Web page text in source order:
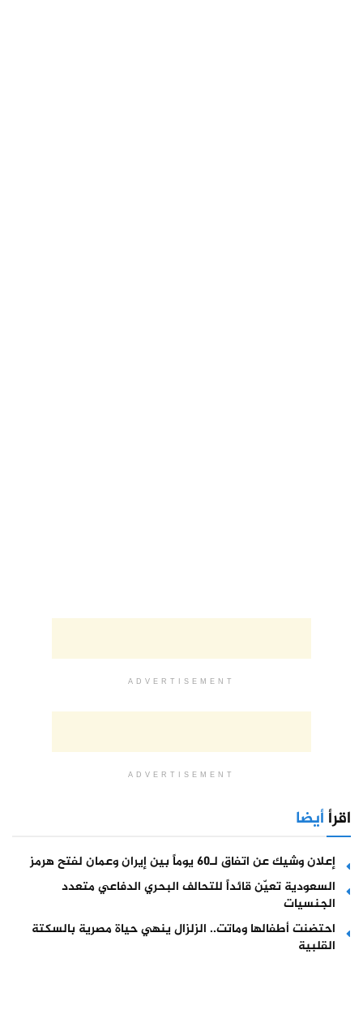
ADVERTISEMENT
ADVERTISEMENT
اقرأأيضا
إعلان وشيك عن اتفاق لـ60 يوماً بين إيران وعمان لفتح هرمز
السعودية تعيّن قائداً للتحالف البحري الدفاعي متعدد
الجنسيات
احتضنت أطفالها وماتت.. الزلزال ينهي حياة مصرية بالسكتة
القلبية